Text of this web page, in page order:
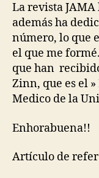
La revista
además ha
número, lo que
el que me
que han
Zinn, que es el
Medico de la
Enhorabuena!!
Artículo de